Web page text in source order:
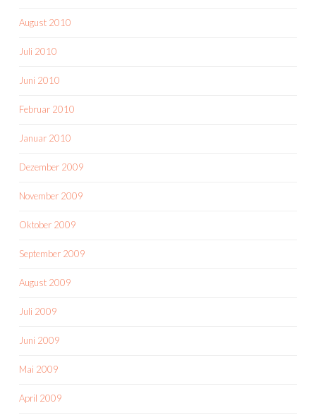
August 2010
Juli 2010
Juni 2010
Februar 2010
Januar 2010
Dezember 2009
November 2009
Oktober 2009
September 2009
August 2009
Juli 2009
Juni 2009
Mai 2009
April 2009